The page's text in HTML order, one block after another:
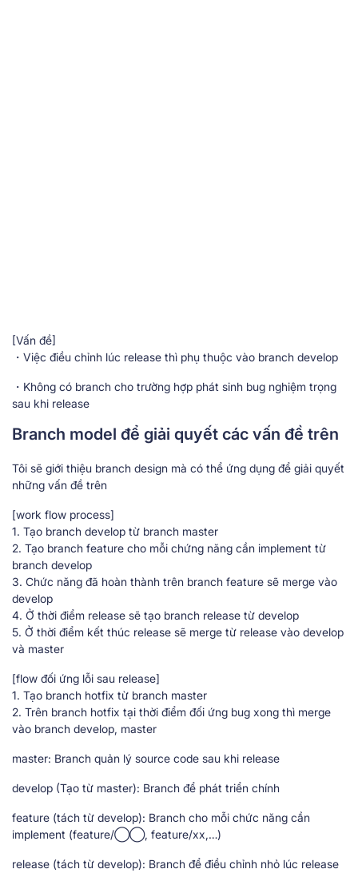
[Vấn đề]
・Việc điều chỉnh lúc release thì phụ thuộc vào branch develop
・Không có branch cho trường hợp phát sinh bug nghiệm trọng
sau khi release
Branch model để giải quyết các vấn đề trên
Tôi sẽ giới thiệu branch design mà có thể ứng dụng để giải quyết
những vấn đề trên
[work flow process]
1. Tạo branch develop từ branch master
2. Tạo branch feature cho mỗi chứng năng cần implement từ
branch develop
3. Chức năng đã hoàn thành trên branch feature sẽ merge vào
develop
4. Ở thời điểm release sẽ tạo branch release từ develop
5. Ở thời điểm kết thúc release sẽ merge từ release vào develop
và master
[flow đối ứng lỗi sau release]
1. Tạo branch hotfix từ branch master
2. Trên branch hotfix tại thời điểm đối ứng bug xong thì merge
vào branch develop, master
master: Branch quản lý source code sau khi release
develop (Tạo từ master): Branch để phát triển chính
feature (tách từ develop): Branch cho mỗi chức năng cần
implement (feature/◯◯, feature/xx,…)
release (tách từ develop): Branch để điều chỉnh nhỏ lúc release